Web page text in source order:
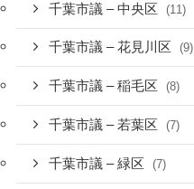
千葉市議 – 中央区 (11)
千葉市議 – 花見川区 (9)
千葉市議 – 稲毛区 (8)
千葉市議 – 若葉区 (7)
千葉市議 – 緑区 (7)